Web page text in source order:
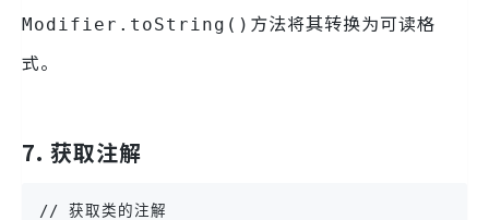
Modifier.toString() 方法将其转换为可读格
式。
7. 获取注解
// 获取类的注解